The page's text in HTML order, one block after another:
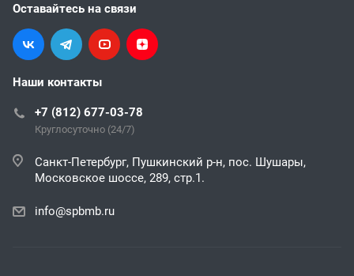
Оставайтесь на связи
Наши контакты
+7 (812) 677-03-78
Круглосуточно (24/7)
Санкт-Петербург, Пушкинский р-н, пос. Шушары,
Московское шоссе, 289, стр.1.
info@spbmb.ru